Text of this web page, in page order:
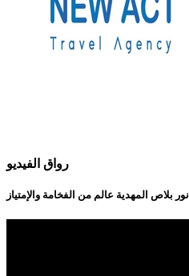
رواق الفيديو
نور بلاص المهدية عالم من الفخامة والإمتياز